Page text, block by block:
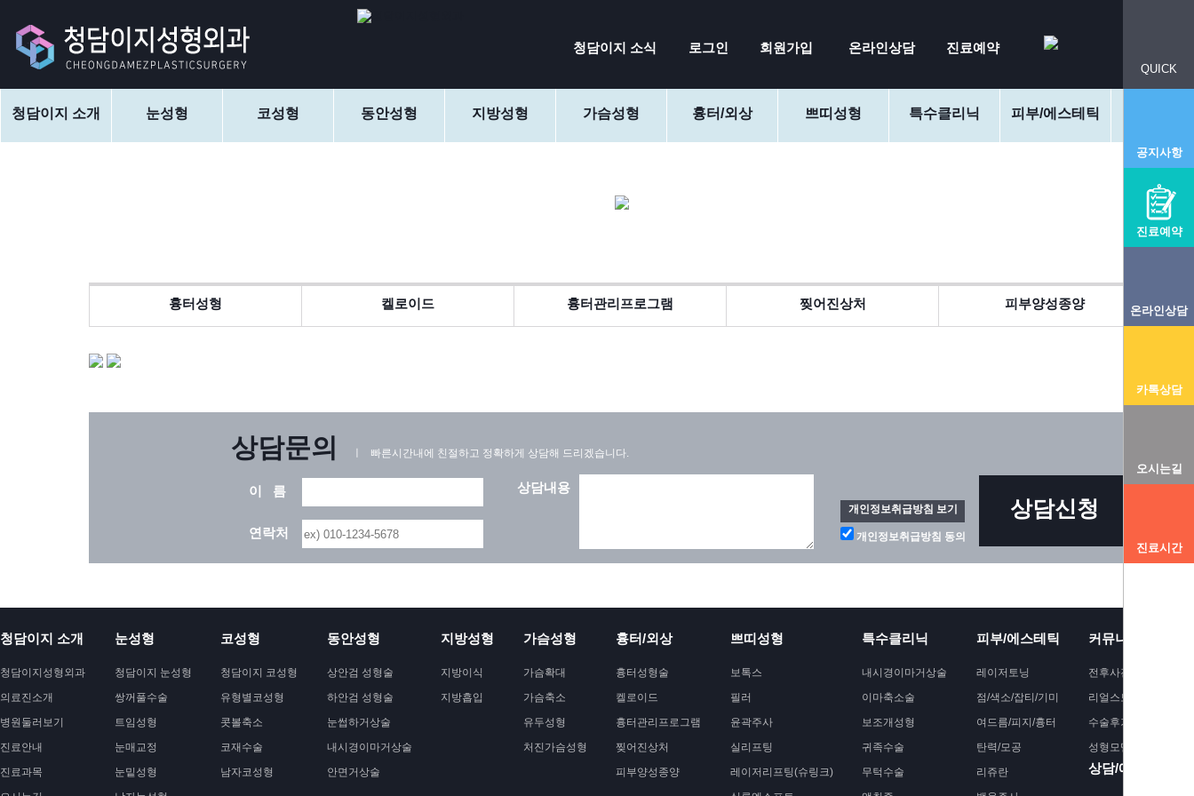
청담이지 소식 로그인 회원가입 온라인상담 진료예약
청담이지 소개 눈성형 코성형 동안성형 지방성형 가슴성형 흉터/외상 쁘띠성형 특수클리닉 피부/에스테틱
흉터성형 켈로이드 흉터관리프로그램 찢어진상처 피부양성종양
상담문의 ㅣ 빠른시간내에 친절하고 정확하게 상담해 드리겠습니다.
이 름
연락처
상담내용
개인정보취급방침 보기
개인정보취급방침 동의
상담신청
청담이지 소개
청담이지성형외과
의료진소개
병원둘러보기
진료안내
진료과목
눈성형
청담이지 눈성형
쌍꺼풀수술
트임성형
눈매교정
눈밑성형
코성형
청담이지 코성형
유형별코성형
콧볼축소
코재수술
남자코성형
동안성형
상안검 성형술
하안검 성형술
눈썹하거상술
내시경이마거상술
안면거상술
지방성형
지방이식
지방흡입
가슴성형
가슴확대
가슴축소
유두성형
처진가슴성형
흉터/외상
흉터성형술
켈로이드
흉터관리프로그램
찢어진상처
피부양성종양
쁘띠성형
보톡스
필러
윤곽주사
실리프팅
레이저리프팅(슈링크)
특수클리닉
내시경이마거상술
이마축소술
보조개성형
귀족수술
무턱수술
피부/에스테틱
레이저토닝
점/색소/잡티/기미
여드름/피지/흉터
탄력/모공
리쥬란
커뮤니티
전후사진
리얼스토리
수술후기
성형모델모집
상담/예약
QUICK
공지사항
진료예약
온라인상담
카톡상담
오시는길
진료시간